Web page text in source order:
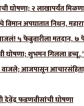
घोषणा; २ लाखापर्यंत
अपघातात निधन,
५ फेब्रुवारीला मतदान, ७
शुभमन गिलला डच्चू,
आजपासून आचारसंहिता,
देवेंद्र फडणवीसांची घोषणा